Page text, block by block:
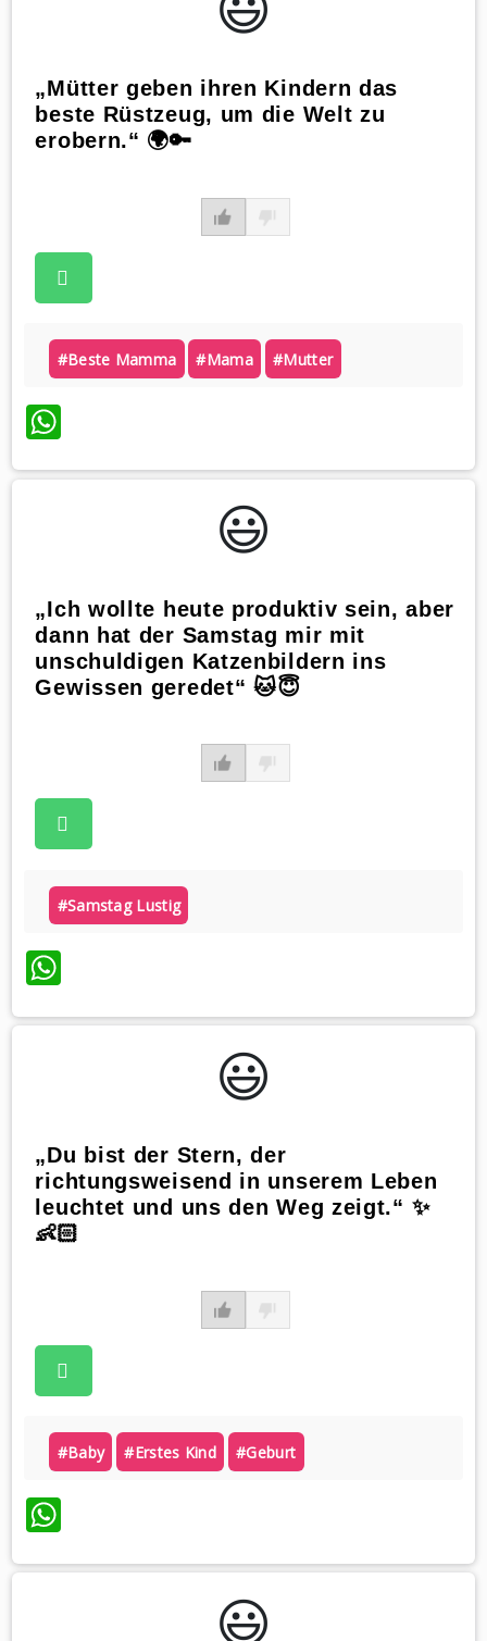
„Mütter geben ihren Kindern das
beste Rüstzeug, um die Welt zu
erobern.“ 🌍🔑
#beste Mamma #mama #mutter
WhatsApp
😃️
„Ich wollte heute produktiv sein, aber
dann hat der Samstag mir mit
unschuldigen Katzenbildern ins
Gewissen geredet“ 🐱😇
#samstag Lustig
WhatsApp
😃️
„Du bist der Stern, der
richtungsweisend in unserem Leben
leuchtet und uns den Weg zeigt.“ ✨
👶🏻
#baby #erstes Kind #geburt
WhatsApp
😃️